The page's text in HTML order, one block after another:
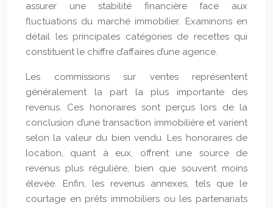
assurer une stabilité financière face aux
fluctuations du marché immobilier. Examinons en
détail les principales catégories de recettes qui
constituent le chiffre d’affaires d’une agence.
Les commissions sur ventes représentent
généralement la part la plus importante des
revenus. Ces honoraires sont perçus lors de la
conclusion d’une transaction immobilière et varient
selon la valeur du bien vendu. Les honoraires de
location, quant à eux, offrent une source de
revenus plus régulière, bien que souvent moins
élevée. Enfin, les revenus annexes, tels que le
courtage en prêts immobiliers ou les partenariats